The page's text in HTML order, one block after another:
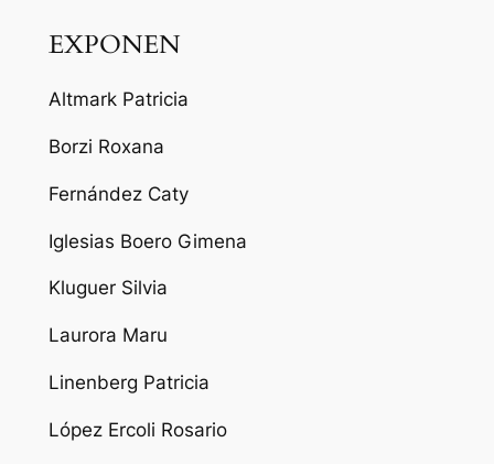
EXPONEN
Altmark Patricia
Borzi Roxana
Fernández Caty
Iglesias Boero Gimena
Kluguer Silvia
Laurora Maru
Linenberg Patricia
López Ercoli Rosario